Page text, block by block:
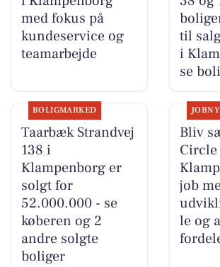
med fokus på
kundeservice og
teamarbejde
til
i
se
BOLIGMARKED
Taarbæk Strandvej
138 i
Klampenborg er
solgt for
52.000.000 - se
køberen og 2
andre solgte
boliger
Bliv
job
le og